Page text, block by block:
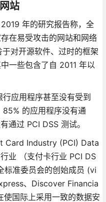
站
年的研究报告称，全
在易受攻击的网站和网络
对开源软件、过时的框架
一些包含了自 2011 年以
应用程序甚至没有受到
的应用程序没有通
通过 PCI DSS 测试。
Card Industry (PCI) Data
业 （支付卡行业 PCI DS
标准委员会的创始成员 (vi
、Discover Financia
国际上采用一致的数据安